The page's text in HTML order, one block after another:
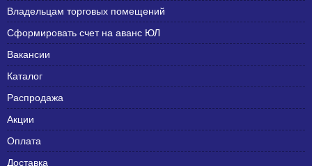
Владельцам торговых помещений
Сформировать счет на аванс ЮЛ
Вакансии
Каталог
Распродажа
Акции
Оплата
Доставка